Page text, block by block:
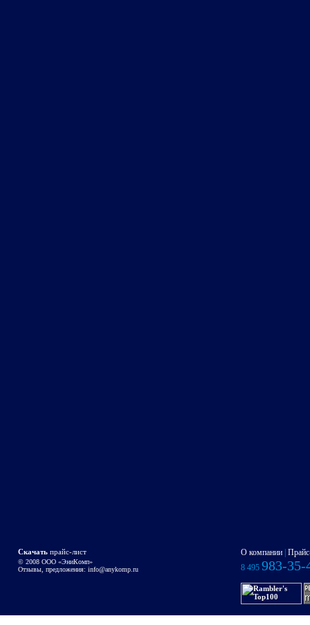
Скачать прайс-лист О компании
© 2008 OOO «ЭниКомп»
Отзывы, предложения: info@anykomp.ru 8 495 983-35-